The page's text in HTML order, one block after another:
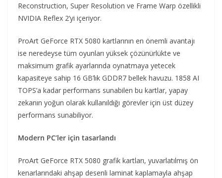
Reconstruction, Super Resolution ve Frame Warp özellikli
NVIDIA Reflex 2’yi içeriyor.
ProArt GeForce RTX 5080 kartlarının en önemli avantajı
ise neredeyse tüm oyunları yüksek çözünürlükte ve
maksimum grafik ayarlarında oynatmaya yetecek
kapasiteye sahip 16 GB’lık GDDR7 bellek havuzu. 1858 AI
TOPS’a kadar performans sunabilen bu kartlar, yapay
zekanın yoğun olarak kullanıldığı görevler için üst düzey
performans sunabiliyor.
Modern PC’ler için tasarlandı
ProArt GeForce RTX 5080 grafik kartları, yuvarlatılmış ön
kenarlarındaki ahşap desenli laminat kaplamayla ahşap